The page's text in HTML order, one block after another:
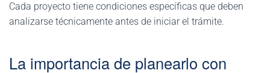
Cada proyecto tiene condiciones específicas que deben
analizarse técnicamente antes de iniciar el trámite.
La importancia de planearlo con